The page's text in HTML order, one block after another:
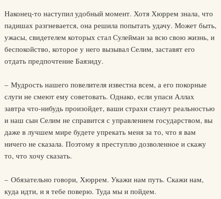
Наконец-то наступил удобный момент. Хотя Хюррем знала, что
падишах разгневается, она решила попытать удачу. Может быть,
ужасы, свидетелем которых стал Сулейман за всю свою жизнь, и
беспокойство, которое у него вызывал Селим, заставят его
отдать предпочтение Баязиду.
– Мудрость нашего повелителя известна всем, а его покорные
слуги не смеют ему советовать. Однако, если упаси Аллах
завтра что-нибудь произойдет, ваши страхи станут реальностью
и наш сын Селим не справится с управлением государством, вы
даже в лучшем мире будете упрекать меня за то, что я вам
ничего не сказала. Поэтому я преступлю дозволенное и скажу
то, что хочу сказать.
– Обязательно говори, Хюррем. Укажи нам путь. Скажи нам,
куда идти, и я тебе поверю. Туда мы и пойдем.